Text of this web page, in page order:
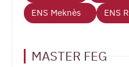
ENS Meknès
ENS
MASTER FEG